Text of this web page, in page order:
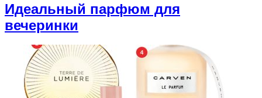
Идеальный парфюм для
вечеринки